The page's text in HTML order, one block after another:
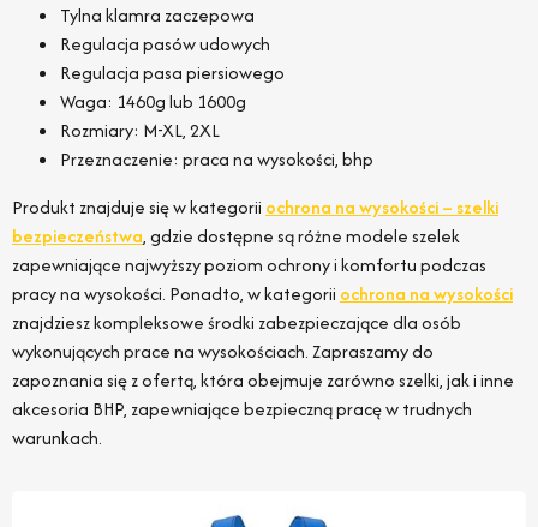
Tylna klamra zaczepowa
Regulacja pasów udowych
Regulacja pasa piersiowego
Waga: 1460g lub 1600g
Rozmiary: M-XL, 2XL
Przeznaczenie: praca na wysokości, bhp
Produkt znajduje się w kategorii ochrona na wysokości – szelki
bezpieczeństwa, gdzie dostępne są różne modele szelek
zapewniające najwyższy poziom ochrony i komfortu podczas
pracy na wysokości. Ponadto, w kategorii ochrona na wysokości
znajdziesz kompleksowe środki zabezpieczające dla osób
wykonujących prace na wysokościach. Zapraszamy do
zapoznania się z ofertą, która obejmuje zarówno szelki, jak i inne
akcesoria BHP, zapewniające bezpieczną pracę w trudnych
warunkach.